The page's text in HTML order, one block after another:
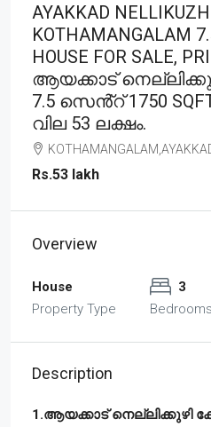
AYAKKAD
KOTHAMANGALAM
HOUSE FOR SALE,
ആയക്കാട്
7.5 സെൻ്റ് 1750
വില 53 ലക്ഷം.
Rs.53 lakh
Overview
House
Property Type
3
Bedrooms
Description
1.ആയക്കാട് നെല്ലിക്കുഴി